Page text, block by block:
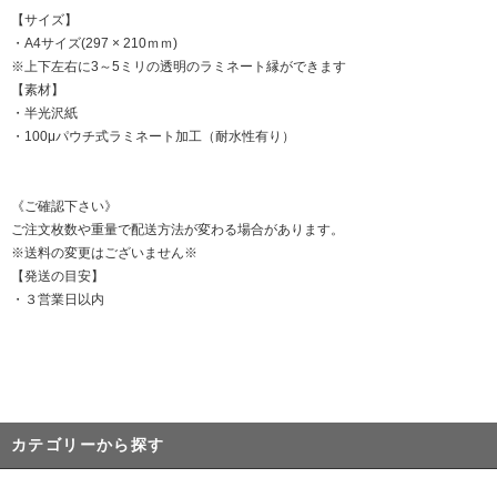
【サイズ】
・A4サイズ(297 × 210ｍｍ)
※上下左右に3～5ミリの透明のラミネート縁ができます
【素材】
・半光沢紙
・100μパウチ式ラミネート加工（耐水性有り）
《ご確認下さい》
ご注文枚数や重量で配送方法が変わる場合があります。
※送料の変更はございません※
【発送の目安】
・３営業日以内
カテゴリーから探す